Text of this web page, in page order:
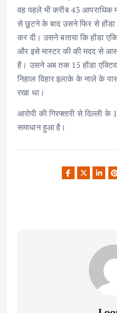
वह पहले भी करीब 43 आपराधिक
से छूटने के बाद उसने फिर से होंडा
कर दी। उसने बताया कि होंडा
और इसे मास्टर की की मदद से
है। उसने अब तक 15 होंडा
निहाल विहार इलाके के नाले के
रखा था।
आरोपी की गिरफ्तारी से दिल्ली के
समाधान हुआ है।